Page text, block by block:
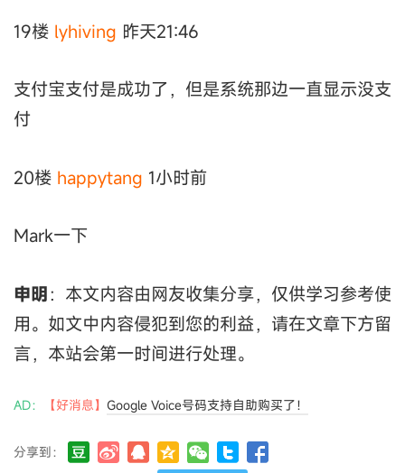
19楼 lyhiving 昨天21:46
支付宝支付是成功了，但是系统那边一直显示没支
付
20楼 happytang 1小时前
Mark一下
申明：本文内容由网友收集分享，仅供学习参考使
用。如文中内容侵犯到您的利益，请在文章下方留
言，本站会第一时间进行处理。
AD： 【好消息】 Google Voice号码支持自助购买了！
分享到：